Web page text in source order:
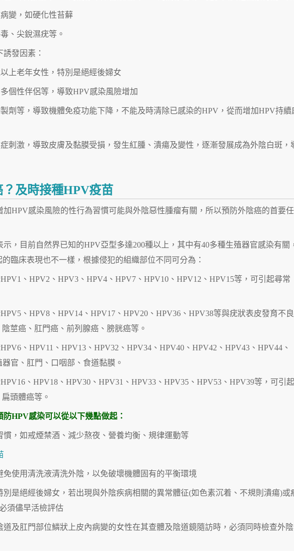
變，如硬化性苔蘚
、尖銳濕疣等。
發因素：
上老年女性，特別是絕經後婦女
個性伴侶等，導致HPV感染風險增加
劑等，導致機體免疫功能下降，不能及時清除已感染的HPV，從而增加HPV持續
刺激，導致皮膚及黏膜受損，發生紅腫、潰瘍及變性，逐漸發展成為外陰白斑，
及時接種HPV疫苗
加HPV感染風險的性行為習慣可能與外陰惡性腫瘤有關，所以預防外陰癌的首要
，目前自然界已知的HPV亞型多達200種以上，其中有40多種生殖器官感染有關
臨床表現也不一樣，根據侵犯的組織部位不同可分為：
、HPV2、HPV3、HPV4、HPV7、HPV10、HPV12、HPV15等，可引起尋常
、HPV8、HPV14、HPV17、HPV20、HPV36、HPV38等與疣狀表皮發育不
莖癌、肛門癌、前列腺癌、膀胱癌等。
、HPV11、HPV13、HPV32、HPV34、HPV40、HPV42、HPV43、HPV44、
官、肛門、口咽部、食道黏膜。
、HPV18、HPV30、HPV31、HPV33、HPV35、HPV53、HPV39等，可引
頭體癌等。
HPV感染可以從以下幾點做起：
慣，如戒煙禁酒、減少熬夜、營養均衡、規律運動等
免使用清洗液清洗外陰，以免破壞機體固有的平衡環境
別是絕經後婦女，若出現與外陰疾病相關的異常體征(如色素沉着、不規則潰瘍)或
須儘早活檢評估
道及肛門部位鱗狀上皮內病變的女性在其查體及陰道鏡隨訪時，必須同時檢查外